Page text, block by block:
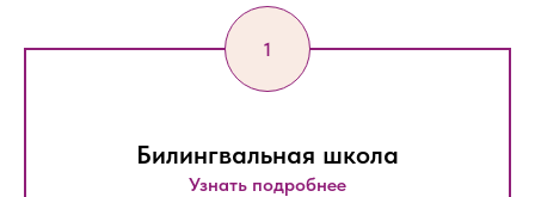
Билингвальная школа
Узнать подробнее